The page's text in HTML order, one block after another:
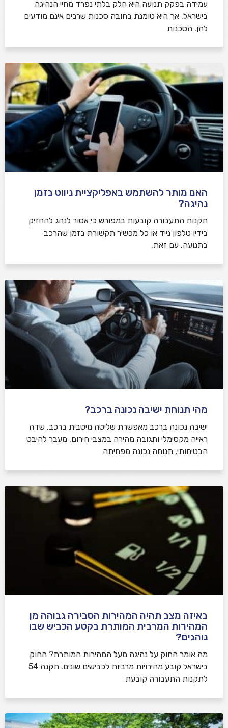
עמידה בפקק תנועה היא חלק בלתי נפרד מחיי הנהיגה
בישראל, אך היא טומנת בחובה סכנות שרבים אינם מודעים
להן. הסכנות
האם מותר להשתמש באפליקציית ניווט בזמן
נהיגה?
תקנות התעבורה קובעות במפורש כי אסור לנהג להחזיק
בידיו טלפון נייד או כל מכשיר תקשורת בזמן שהרכב
בתנועה. עם זאת,
מהי תנוחת ישיבה נכונה ברכב?
ישיבה נכונה ברכב מאפשרת שליטה מיטבית ברכב, שדה
ראייה מקסימלי ותגובה מהירה במצבי חירום. מעבר להיבט
הבטיחותי, תנוחה נכונה מפחיתה
באיזה מצב תהיה המהירות הסבירה גבוהה מן
המהירות המרבית המותרת בקטע הכביש שבו
נוהגים?
​מה אומר החוק על נהיגה מעל המהירות המותרת? החוק
בישראל קובע מהירויות מרביות לכבישים שונים. תקנה 54
לתקנות התעבורה קובעת